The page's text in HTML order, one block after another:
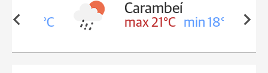
18°C
Carambeí
max 21°C min 18°C